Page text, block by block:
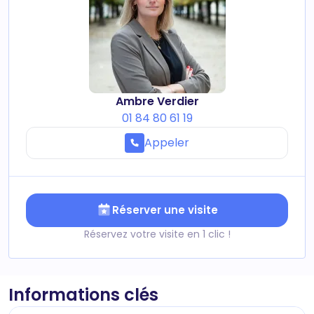
Ambre Verdier
01 84 80 61 19
Appeler
Réserver une visite
Réservez votre visite en 1 clic !
Informations clés